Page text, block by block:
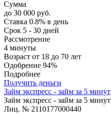
Сумма
до 30 000 руб.
Ставка 0.8% в день
Срок 5 - 30 дней
Рассмотрение
4 минуты
Возраст от 18 до 70 лет
Одобрение 94%
Подробнее
Получить деньги
Займ экспресс - займ за 5 минут
Займ экспресс - займ за 5 минут
Лиц. № 2110177000440